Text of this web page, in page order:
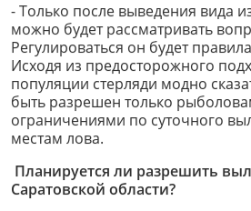
- Только после выведения вида
можно будет рассматривать
Регулироваться он будет
Исходя из предосторожного
популяции стерляди модно
быть разрешен только
ограничениями по суточного
местам лова.
Планируется ли разрешить
Саратовской области?